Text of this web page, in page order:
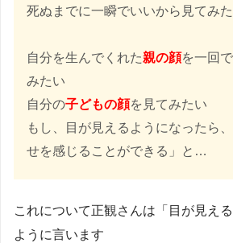
死ぬまでに一瞬でいいから見てみ
自分を生んでくれた親の顔を一回
みたい
自分の子どもの顔を見てみたい
もし、目が見えるようになったら
せを感じることができる」と…
これについて正観さんは「目が見え
ように言います